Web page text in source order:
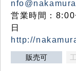
営業時間：
日
http://
販売可